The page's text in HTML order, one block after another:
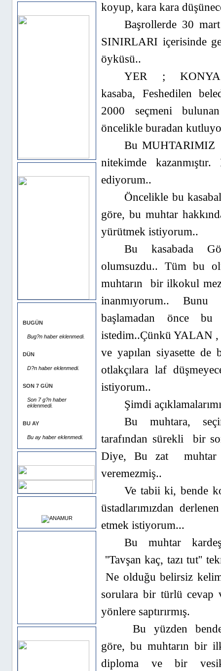
BUGÜN
Bug?n haber eklenmedi.
DÜN
D?n haber eklenmedi.
SON 7 GÜN
Son 7 g?n haber
eklenmedi.
BU AY
Bu ay haber eklenmedi.
koyup, kara kara
Başrollerde 30
SINIRLARI içerisinde
öyküsü..
YER ;
kasaba, Feshedilen
2000 seçmeni
öncelikle buradan
Bu MUHTARIMIZ
nitekimde
ediyorum..
Öncelikle bu
göre, bu muhtar
yürütmek istiyorum..
Bu kasabada
olumsuzdu.. Tüm bu
muhtarın bir ilkokul
inanmıyorum..
başlamadan önce
istedim..Çünkü YALAN ,
ve yapılan siyasette de
otlakçılara laf
istiyorum..
Şimdi
Bu muhtara,
tarafından sürekli bir
Diye, Bu zat muhtar
veremezmiş..
Ve tabii ki, bende
üstadlarımızdan
etmek istiyorum...
Bu muhtar
''Tavşan kaç, tazı tut''
Ne olduğu belirsiz
sorulara bir türlü cevap
yönlere saptırırmış.
Bu yüzden
göre, bu muhtarın bir
diploma ve bir